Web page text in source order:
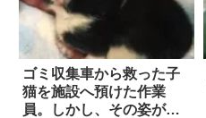
ゴミ収集車から救った子
猫を施設へ預けた作業
員。しかし、その姿が忘